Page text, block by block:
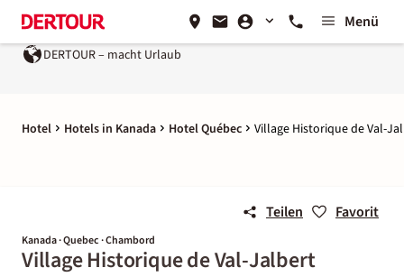
Menü
DERTOUR – macht Urlaub
Hotel Hotels in Kanada Hotel Québec Village Historique de Val-
Teilen Favorit
Kanada · Quebec · Chambord
Village Historique de Val-Jalbert